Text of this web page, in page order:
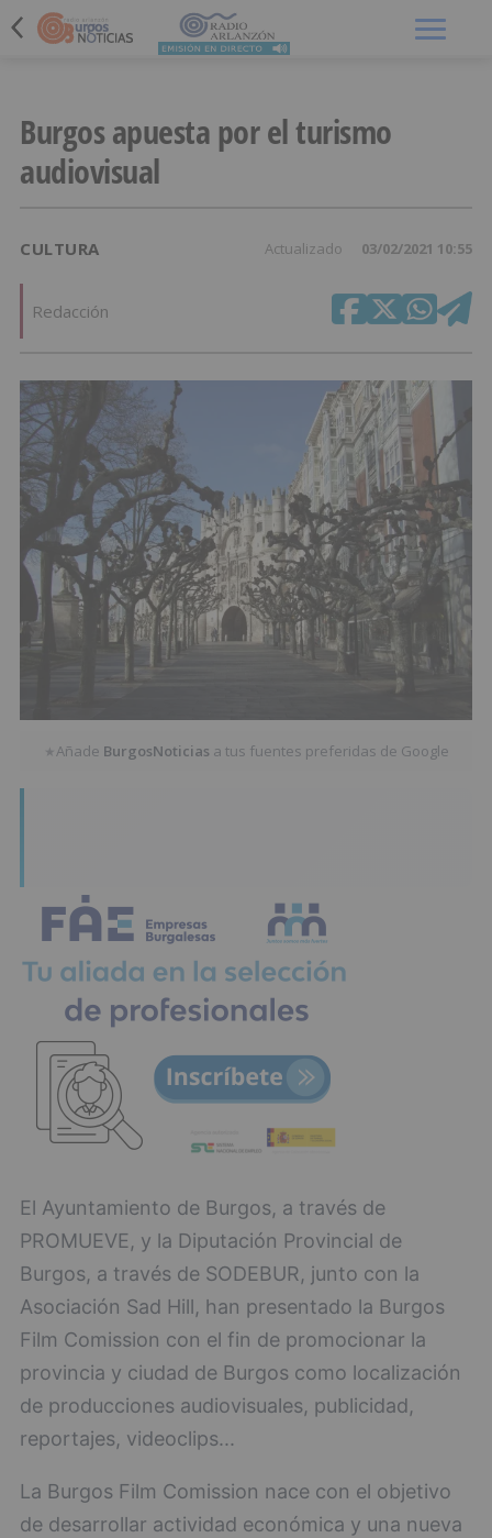
Burgos apuesta por el turismo
audiovisual
CULTURA Actualizado 03/02/2021 10:55
Redacción
★Añade BurgosNoticias a tus fuentes preferidas de Google
El Ayuntamiento de Burgos, a través de
PROMUEVE, y la Diputación Provincial de
Burgos, a través de SODEBUR, junto con la
Asociación Sad Hill, han presentado la Burgos
Film Comission con el fin de promocionar la
provincia y ciudad de Burgos como localización
de producciones audiovisuales, publicidad,
reportajes, videoclips...
La Burgos Film Comission nace con el objetivo
de desarrollar actividad económica y una nueva